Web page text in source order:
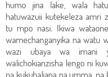
humo jina lake, wala
hatuwazuii kutekeleza amri
tu mpo nasi. Ikiwa
wamechanganyika na watu
wazi ubaya wa imani
walichokianzisha lengo ni
na kukubaliana na umma,